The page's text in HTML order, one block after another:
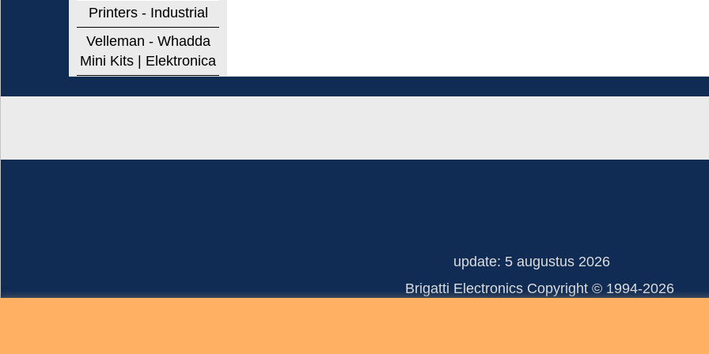
Printers - Industrial
Velleman - Whadda
Mini Kits | Elektronica
update: 5 augustus 2026
Brigatti Electronics Copyright ©